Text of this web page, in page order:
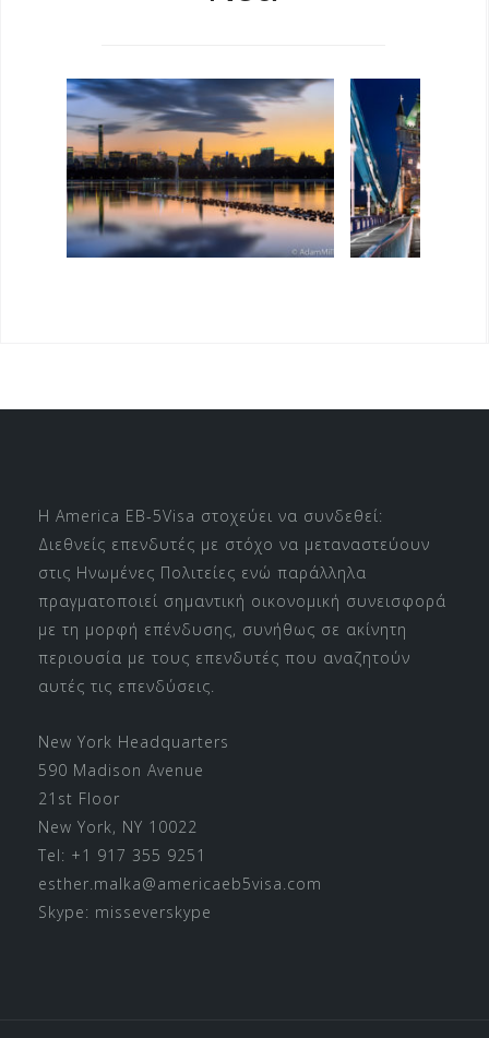
Η America EB-5Visa στοχεύει να συνδεθεί:
Διεθνείς επενδυτές με στόχο να μεταναστεύουν
στις Ηνωμένες Πολιτείες ενώ παράλληλα
πραγματοποιεί σημαντική οικονομική συνεισφορά
με τη μορφή επένδυσης, συνήθως σε ακίνητη
περιουσία με τους επενδυτές που αναζητούν
αυτές τις επενδύσεις.
New York Headquarters
590 Madison Avenue
21st Floor
New York, NY 10022
Tel: +1 917 355 9251
esther.malka@americaeb5visa.com
Skype: misseverskype